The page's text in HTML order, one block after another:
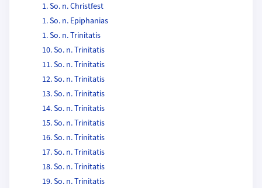
1. So. n. Christfest
1. So. n. Epiphanias
1. So. n. Trinitatis
10. So. n. Trinitatis
11. So. n. Trinitatis
12. So. n. Trinitatis
13. So. n. Trinitatis
14. So. n. Trinitatis
15. So. n. Trinitatis
16. So. n. Trinitatis
17. So. n. Trinitatis
18. So. n. Trinitatis
19. So. n. Trinitatis